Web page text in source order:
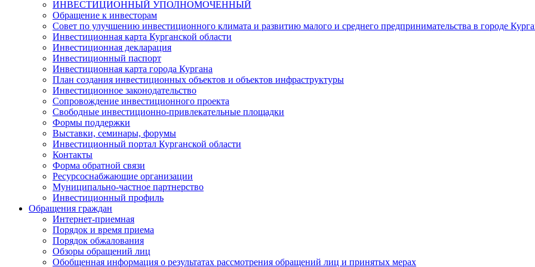
ИНВЕСТИЦИОННЫЙ УПОЛНОМОЧЕННЫЙ
Обращение к инвесторам
Совет по улучшению инвестиционного климата и развитию малого и среднего предпринимательства в городе
Инвестиционная карта Курганской области
Инвестиционная декларация
Инвестиционный паспорт
Инвестиционная карта города Кургана
План создания инвестиционных объектов и объектов инфраструктуры
Инвестиционное законодательство
Сопровождение инвестиционного проекта
Свободные инвестиционно-привлекательные площадки
Формы поддержки
Выставки, семинары, форумы
Инвестиционный портал Курганской области
Контакты
Форма обратной связи
Ресурсоснабжающие организации
Муниципально-частное партнерство
Инвестиционный профиль
Обращения граждан
Интернет-приемная
Порядок и время приема
Порядок обжалования
Обзоры обращений лиц
Обобщенная информация о результатах рассмотрения обращений лиц и принятых мерах